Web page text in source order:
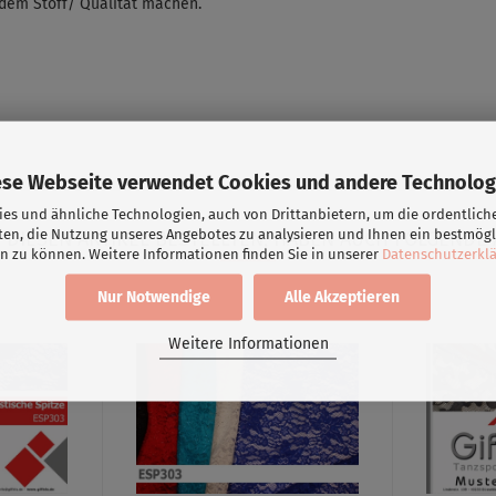
Webseite verwendet Cookies und andere
und ähnliche Technologien, auch von Drittanbietern, um die
die Nutzung unseres Angebotes zu analysieren und Ihnen ein
zu können. Weitere Informationen finden Sie in unserer
Alle Akzeptieren
Nur Notwendige
Weitere Informationen
Stoff/ Qualität machen.
DIESEN ARTIKEL BESTELLTEN, HABEN AUCH FOLGENDE